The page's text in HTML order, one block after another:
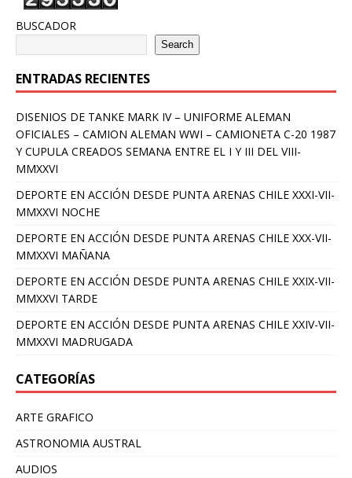
BUSCADOR
Search
ENTRADAS RECIENTES
DISENIOS DE TANKE MARK IV – UNIFORME ALEMAN
OFICIALES – CAMION ALEMAN WWI – CAMIONETA C-20 1987
Y CUPULA CREADOS SEMANA ENTRE EL I Y III DEL VIII-
MMXXVI
DEPORTE EN ACCIÓN DESDE PUNTA ARENAS CHILE XXXI-VII-
MMXXVI NOCHE
DEPORTE EN ACCIÓN DESDE PUNTA ARENAS CHILE XXX-VII-
MMXXVI MAÑANA
DEPORTE EN ACCIÓN DESDE PUNTA ARENAS CHILE XXIX-VII-
MMXXVI TARDE
DEPORTE EN ACCIÓN DESDE PUNTA ARENAS CHILE XXIV-VII-
MMXXVI MADRUGADA
CATEGORÍAS
ARTE GRAFICO
ASTRONOMIA AUSTRAL
AUDIOS